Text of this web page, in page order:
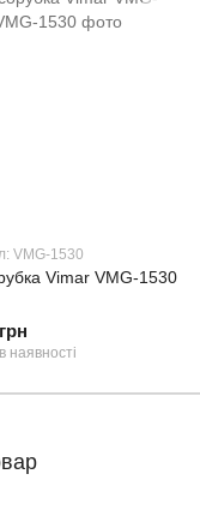
VMG-1530
Vimar VMG-1530
наявності